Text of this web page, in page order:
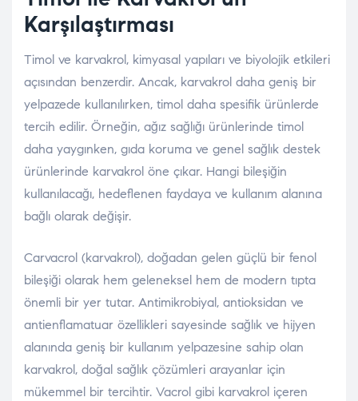
Karşılaştırması
Timol ve karvakrol, kimyasal yapıları ve biyolojik etkileri
açısından benzerdir. Ancak, karvakrol daha geniş bir
yelpazede kullanılırken, timol daha spesifik ürünlerde
tercih edilir. Örneğin, ağız sağlığı ürünlerinde timol
daha yaygınken, gıda koruma ve genel sağlık destek
ürünlerinde karvakrol öne çıkar. Hangi bileşiğin
kullanılacağı, hedeflenen faydaya ve kullanım alanına
bağlı olarak değişir.
Carvacrol (karvakrol), doğadan gelen güçlü bir fenol
bileşiği olarak hem geleneksel hem de modern tıpta
önemli bir yer tutar. Antimikrobiyal, antioksidan ve
antienflamatuar özellikleri sayesinde sağlık ve hijyen
alanında geniş bir kullanım yelpazesine sahip olan
karvakrol, doğal sağlık çözümleri arayanlar için
mükemmel bir tercihtir. Vacrol gibi karvakrol içeren